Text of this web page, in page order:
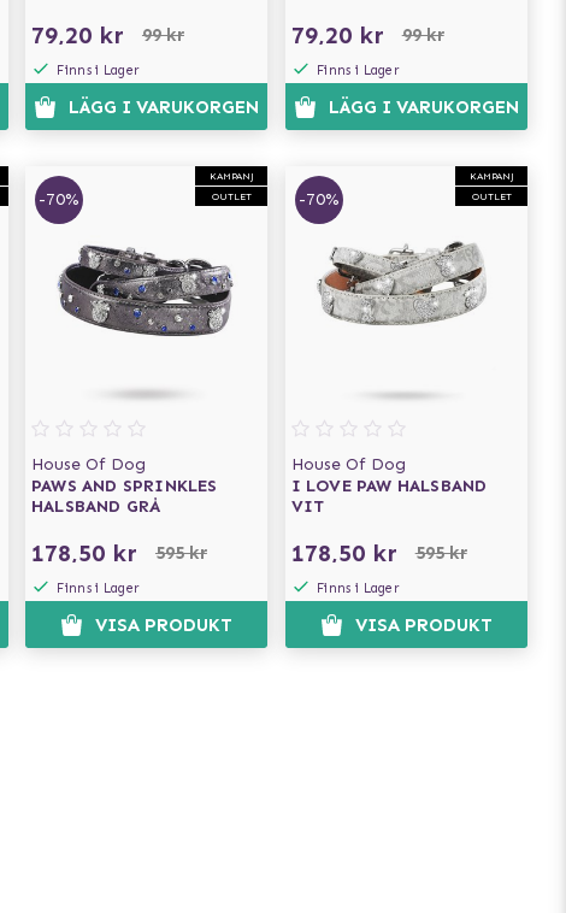
79,20 kr 99 kr
Finns i Lager
LÄGG I VARUKORGEN
79,20 kr 99 kr
Finns i Lager
LÄGG I VARUKORGEN
KAMPANJ
OUTLET
-70%
House Of Dog
PAWS AND SPRINKLES
HALSBAND GRÅ
178,50 kr 595 kr
Finns i Lager
VISA PRODUKT
KAMPANJ
OUTLET
-70%
House Of Dog
I LOVE PAW HALSBAND
VIT
178,50 kr 595 kr
Finns i Lager
VISA PRODUKT